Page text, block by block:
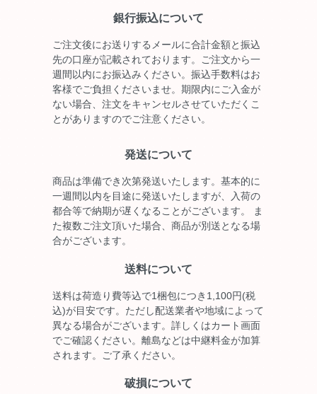
銀行振込について
ご注文後にお送りするメールに合計金額と振込
先の口座が記載されております。ご注文から一
週間以内にお振込みください。振込手数料はお
客様でご負担くださいませ。期限内にご入金が
ない場合、注文をキャンセルさせていただくこ
とがありますのでご注意ください。
発送について
商品は準備でき次第発送いたします。基本的に
一週間以内を目途に発送いたしますが、入荷の
都合等で納期が遅くなることがございます。 ま
た複数ご注文頂いた場合、商品が別送となる場
合がございます。
送料について
送料は荷造り費等込で1梱包につき1,100円(税
込)が目安です。ただし配送業者や地域によって
異なる場合がございます。詳しくはカート画面
でご確認ください。離島などは中継料金が加算
されます。ご了承ください。
破損について